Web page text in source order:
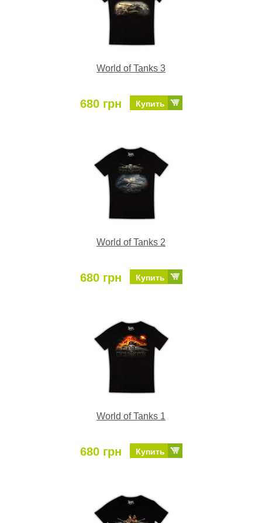
World of Tanks 3
680 грн Купить
World of Tanks 2
680 грн Купить
World of Tanks 1
680 грн Купить